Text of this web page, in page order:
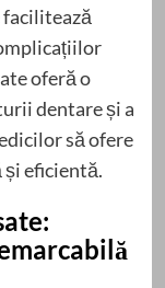
facilitează
oferă o
dentare și a
să ofere
eficientă.